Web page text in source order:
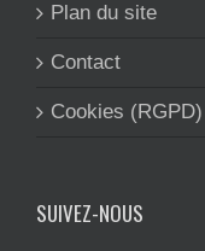
Plan du site
Contact
Cookies (RGPD)
SUIVEZ-NOUS